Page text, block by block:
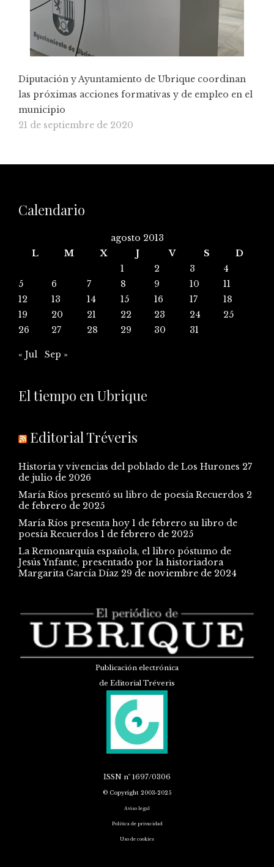
Diputación y Ayuntamiento de Ubrique coordinan
las próximas acciones formativas y de empleo en el
municipio
21 de septiembre de 2020
Calendario
agosto 2013
L
M X J V S
D
1
2 3
4
5
6 7 8 9 10
11
12
13 14 15 16 17
18
19
20 21 22 23 24
25
26
27 28 29 30 31
« Jul Sep »
El tiempo en Ubrique
Editorial Tréveris
Historia y vivencias del poblado de Los Hurones 27
de julio de 2026
María Ríos presentó su libro de poesía Recuerdos 2
de febrero de 2025
María Ríos presenta hoy 1 de febrero su libro de
poesía Recuerdos 1 de febrero de 2025
La Remonarquía española, el libro póstumo de
Jesús Ynfante, presentado por la historiadora
Margarita García Díaz 29 de noviembre de 2024
Publicación electrónica
de Editorial Tréveris
ISSN nº 1697/0306
© Copyright 2003-2025
Aviso legal
Política de privacidad
Uso de cookies